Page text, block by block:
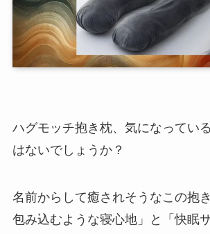
ハグモッチ抱き枕、気になってい
はないでしょうか？
名前からして癒されそうなこの抱
包み込むような寝心地」と「快眠